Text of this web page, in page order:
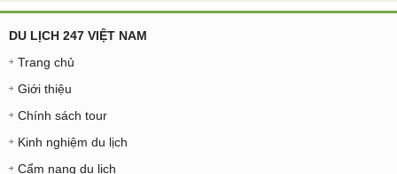
DU LỊCH 247 VIỆT NAM
Trang chủ
Giới thiệu
Chính sách tour
Kinh nghiệm du lịch
Cẩm nang du lịch